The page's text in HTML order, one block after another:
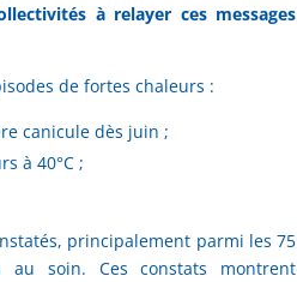
à relayer ces messages
de fortes chaleurs :
canicule dès juin ;
à 40°C ;
principalement parmi les 75
soin. Ces constats montrent